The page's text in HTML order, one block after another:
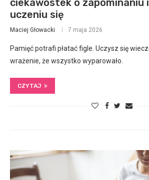
ciekawostek o zapominaniu
uczeniu się
Maciej Głowacki 7 maja 2026
Pamięć potrafi płatać figle. Uczysz się
wrażenie, że wszystko wyparowało.
CZYTAJ